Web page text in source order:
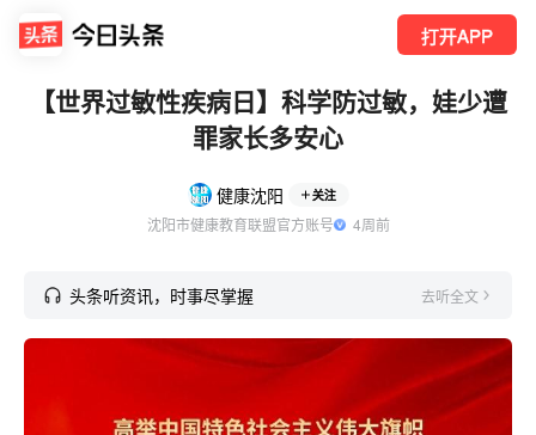
打开APP
【世界过敏性疾病日】科学防过敏，娃少遭
罪家长多安心
健康沈阳 关注
沈阳市健康教育联盟官方账号
  4周前
头条听资讯，时事尽掌握 去听全文